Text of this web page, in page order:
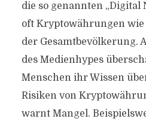
die so genannten „Digital
oft Kryptowährungen
der Gesamtbevölkerung.
des Medienhypes
Menschen ihr Wissen
Risiken von
warnt Mangel.